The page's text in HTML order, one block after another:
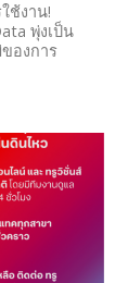
ช้งาน!
พุ่งเป็น
องการ